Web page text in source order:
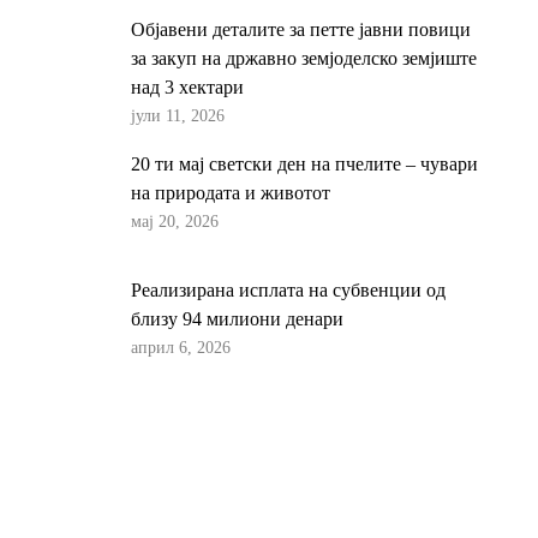
Објавени деталите за петте јавни повици
за закуп на државно земјоделско земјиште
над 3 хектари
јули 11, 2026
20 ти мај светски ден на пчелите – чувари
на природата и животот
мај 20, 2026
Реализирана исплата на субвенции од
близу 94 милиони денари
април 6, 2026